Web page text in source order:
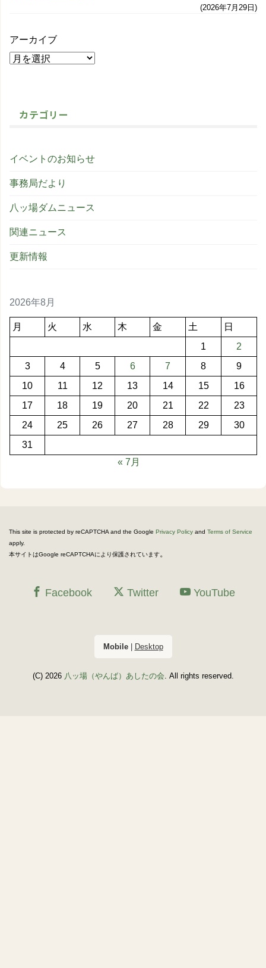
2026年7月29日
アーカイブ
カテゴリー
イベントのお知らせ
事務局だより
八ッ場ダムニュース
関連ニュース
更新情報
2026年8月
月 火 水 木 金 土
日
1
2
3
4 5 6 7 8
9
10
11 12 13 14 15
16
17
18 19 20 21 22
23
24
25 26 27 28 29
30
31
« 7月
This site is protected by reCAPTCHA and the Google Privacy Policy and Terms of Service
apply.
本サイトはGoogle reCAPTCHAにより保護されています。
Facebook Twitter YouTube
Mobile| Desktop
(C) 2026 八ッ場（やんば）あしたの会. All rights reserved.